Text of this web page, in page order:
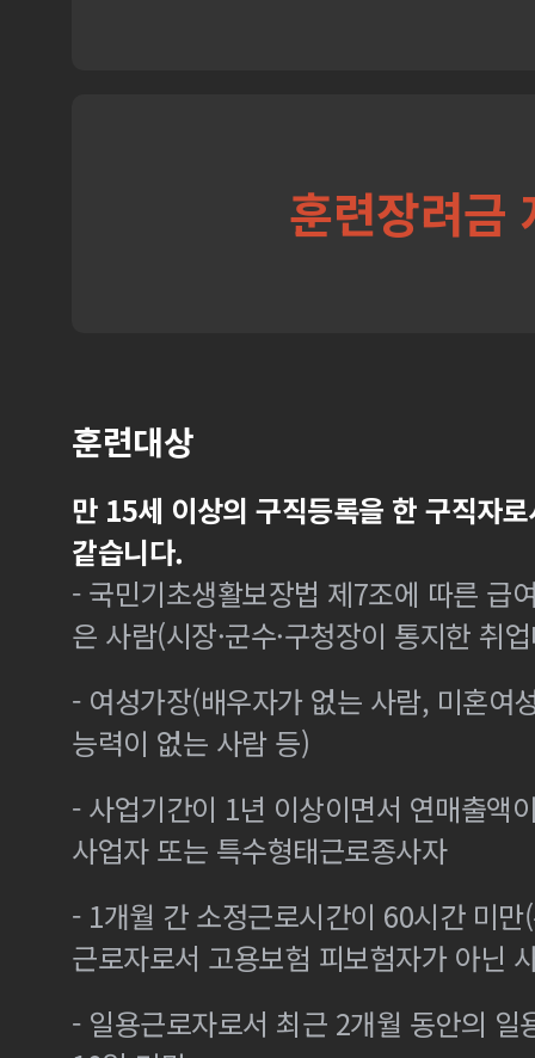
훈련장려금
훈련대상
만 15세 이상의 구직등록을 한 구직자
같습니다.
- 국민기초생활보장법 제7조에 따른 급
은 사람(시장·군수·구청장이 통지한 취
- 여성가장(배우자가 없는 사람, 미혼여
능력이 없는 사람 등)
- 사업기간이 1년 이상이면서 연매출액
사업자 또는 특수형태근로종사자
- 1개월 간 소정근로시간이 60시간 미
근로자로서 고용보험 피보험자가 아닌
- 일용근로자로서 최근 2개월 동안의 일